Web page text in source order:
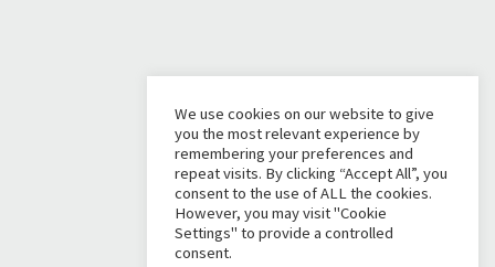
We use cookies on our website to give
you the most relevant experience by
remembering your preferences and
repeat visits. By clicking “Accept All”, you
consent to the use of ALL the cookies.
However, you may visit "Cookie
Settings" to provide a controlled
consent.